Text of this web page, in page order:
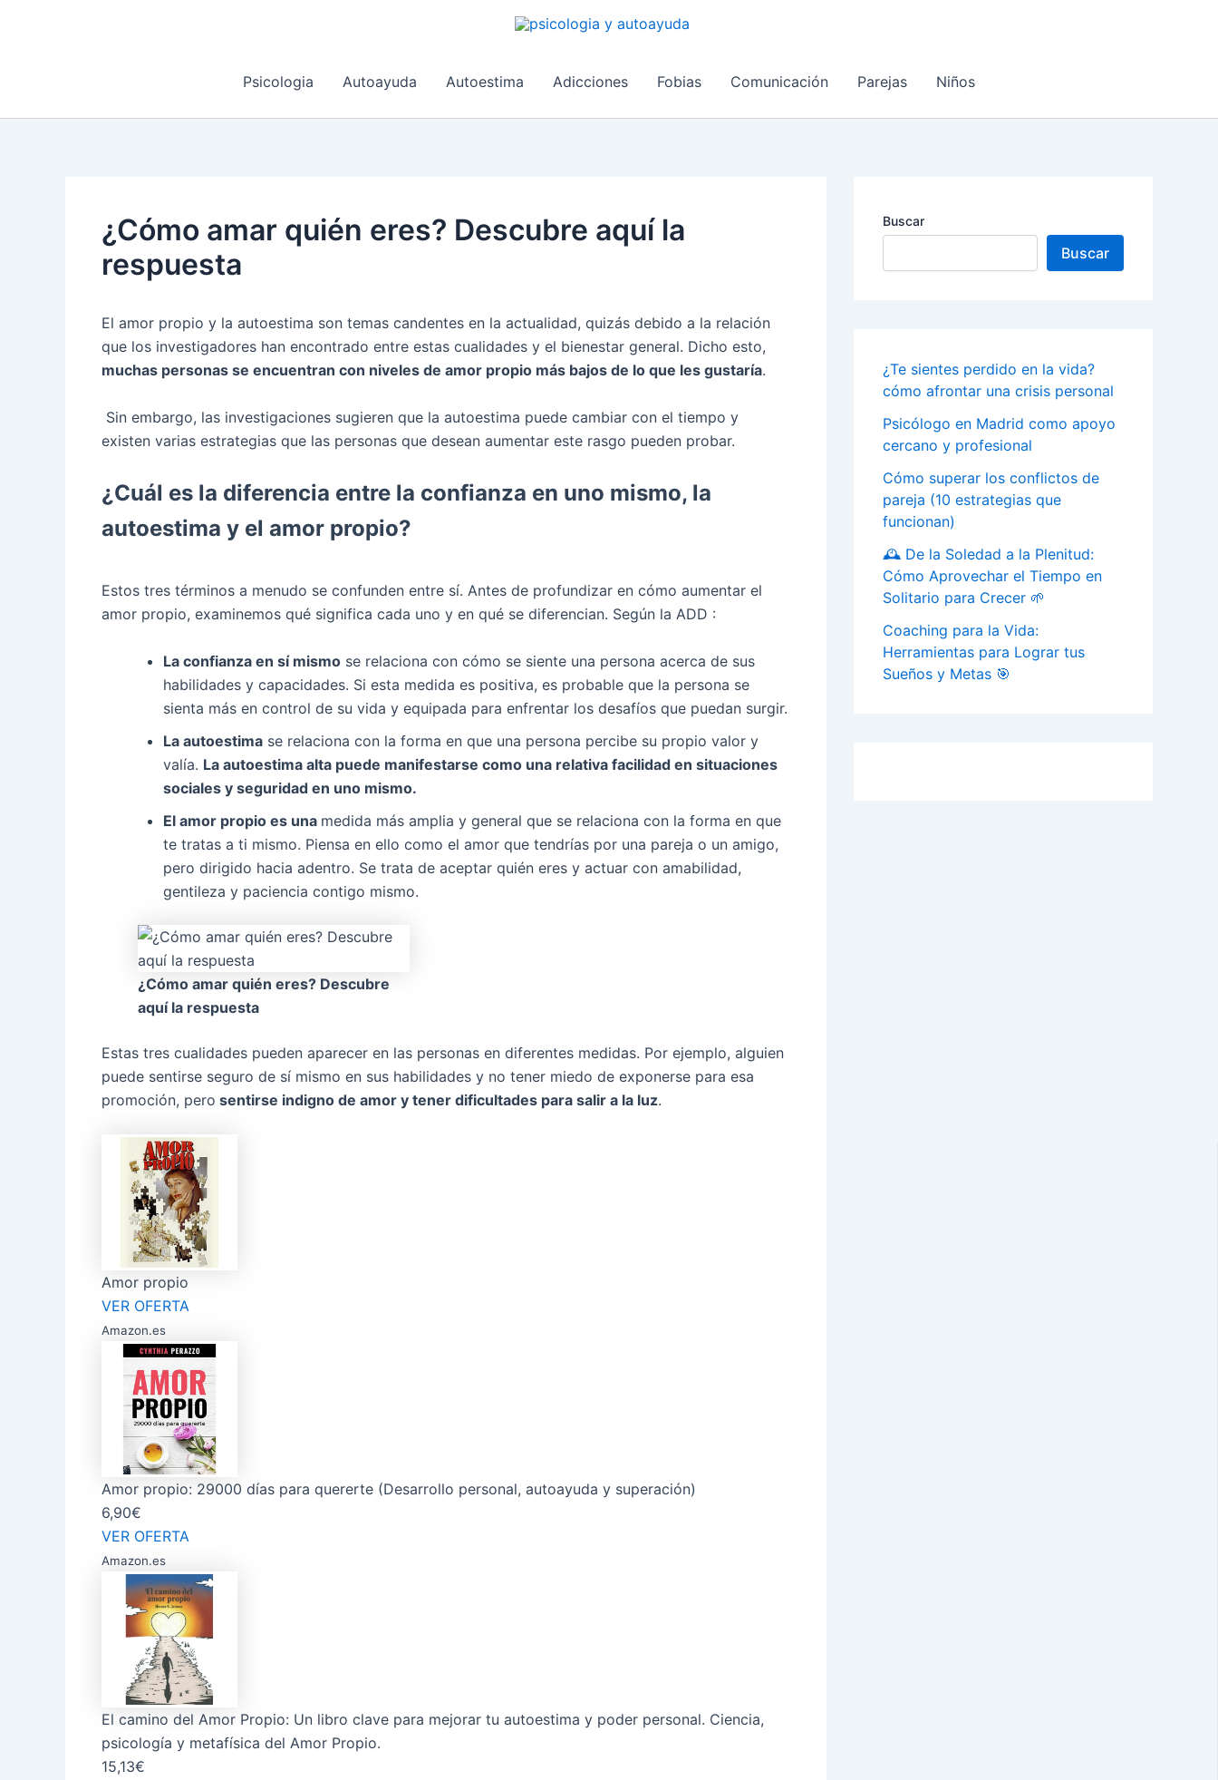
Psicologia
Autoayuda Autoestima Adicciones Fobias Comunicación Parejas Niños
¿Cómo amar quién eres? Descubre aquí la
respuesta
El amor propio y la autoestima son temas candentes en la actualidad, quizás debido a la relación
que los investigadores han encontrado entre estas cualidades y el bienestar general. Dicho esto,
muchas personas se encuentran con niveles de amor propio más bajos de lo que les gustaría.
Sin embargo, las investigaciones sugieren que la autoestima puede cambiar con el tiempo y
existen varias estrategias que las personas que desean aumentar este rasgo pueden probar.
¿Cuál es la diferencia entre la confianza en uno mismo, la
autoestima y el amor propio?
Estos tres términos a menudo se confunden entre sí. Antes de profundizar en cómo aumentar el
amor propio, examinemos qué significa cada uno y en qué se diferencian. Según la ADD :
La confianza en sí mismo se relaciona con cómo se siente una persona acerca de sus
habilidades y capacidades. Si esta medida es positiva, es probable que la persona se
sienta más en control de su vida y equipada para enfrentar los desafíos que puedan surgir.
La autoestima se relaciona con la forma en que una persona percibe su propio valor y
valía. La autoestima alta puede manifestarse como una relativa facilidad en situaciones
sociales y seguridad en uno mismo.
El amor propio es una medida más amplia y general que se relaciona con la forma en que
te tratas a ti mismo. Piensa en ello como el amor que tendrías por una pareja o un amigo,
pero dirigido hacia adentro. Se trata de aceptar quién eres y actuar con amabilidad,
gentileza y paciencia contigo mismo.
¿Cómo amar quién eres? Descubre
aquí la respuesta
Estas tres cualidades pueden aparecer en las personas en diferentes medidas. Por ejemplo, alguien
puede sentirse seguro de sí mismo en sus habilidades y no tener miedo de exponerse para esa
promoción, pero sentirse indigno de amor y tener dificultades para salir a la luz.
Amor propio
VER OFERTA
Amazon.es
Amor propio: 29000 días para quererte (Desarrollo personal, autoayuda y superación)
6,90€
VER OFERTA
Amazon.es
El camino del Amor Propio: Un libro clave para mejorar tu autoestima y poder personal. Ciencia,
psicología y metafísica del Amor Propio.
15,13€
Buscar
Buscar
¿Te sientes perdido en la vida?
cómo afrontar una crisis personal
Psicólogo en Madrid como apoyo
cercano y profesional
Cómo superar los conflictos de
pareja (10 estrategias que
funcionan)
🕰️ De la Soledad a la Plenitud:
Cómo Aprovechar el Tiempo en
Solitario para Crecer 🌱
Coaching para la Vida:
Herramientas para Lograr tus
Sueños y Metas 🎯